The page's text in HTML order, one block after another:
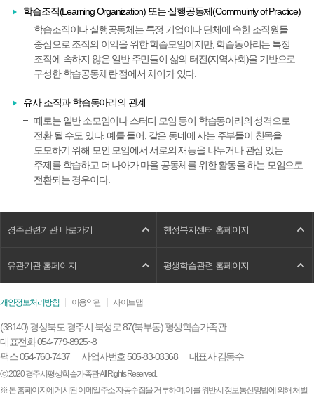
학습조직(Learning Organization) 또는 실행공동체(Commuinty of Practice)
학습조직이나 실행공동체는 특정 기업이나 단체에 속한 조직원들
중심으로 조직의 이익을 위한 학습모임이지만, 학습동아리는 특정
조직에 속하지 않은 일반 주민들이 삶의 터전(지역사회)을 기반으로
구성한 학습공동체란 점에서 차이가 있다.
유사 조직과 학습동아리의 관계
때로는 일반 소모임이나 스터디 모임 등이 학습동아리의 성격으로
전환 될 수도 있다. 예를 들어, 같은 동네에 사는 주부들이 친목을
도모하기 위해 모인 모임에서 서로의 재능을 나누거나 관심 있는
주제를 학습하고 더 나아가 마을 공동체를 위한 활동을 하는 모임으로
전환되는 경우이다.
경주관련기관 바로가기 행정복지센터 홈페이지
유관기관 홈페이지 평생학습관련 홈페이지
개인정보처리방침 이용약관 사이트맵
(38140) 경상북도 경주시 북성로 87(북부동) 평생학습가족관
대표전화 054-779-8925~8
팩스 054-760-7437
사업자번호 505-83-03368 대표자 김동수
ⓒ 2020 경주시평생학습가족관 All Rights Reserved.
※ 본 홈페이지에 게시된 이메일주소 자동수집을 거부하며, 이를 위반시 정보통신망법에 의해 처벌